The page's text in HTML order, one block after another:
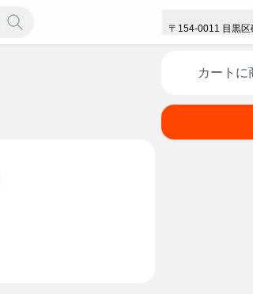
〒154-0011 目黒区
カートに